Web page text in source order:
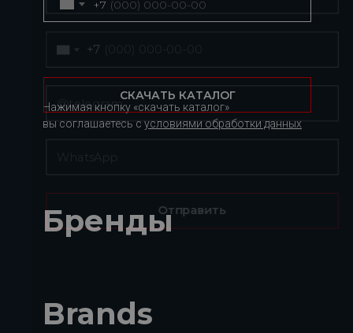
Нажимая кнопку «скачать каталог»
вы соглашаетесь с условиями обработки данных
+7
СКАЧАТЬ КАТАЛОГ
Бренды
Brands